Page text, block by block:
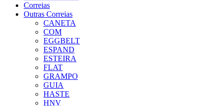
Correias
Outras Correias
CANETA
COM
EGGBELT
ESPAND
ESTEIRA
FLAT
GRAMPO
GUIA
HASTE
HNV